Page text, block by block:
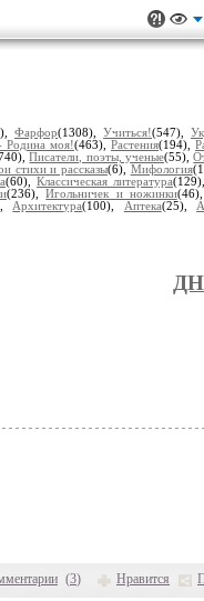
Фарфор(1308), Учиться!(547),
Родина моя!(463), Растения(194),
Писатели, поэты, ученые(55),
стихи и рассказы(6), Мифология
(60), Классическая литература
(236),Игольничек и ножинки(46),
Архитектура(100), Аптека(25),
(3) Нравится